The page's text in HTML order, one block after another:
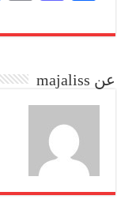
bo
to
n
عن majaliss